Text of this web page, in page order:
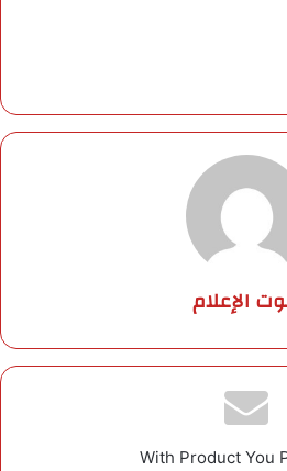
الإعلام
With Product You